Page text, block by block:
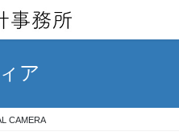
ア
CAMERA